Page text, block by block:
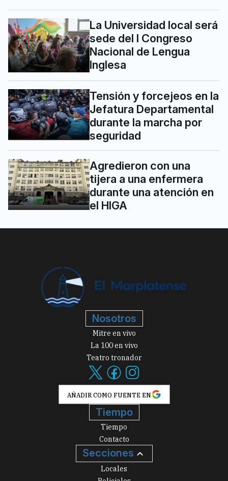
La Universidad local será
sede del I Congreso
Nacional de Lengua
Inglesa
Tensión y forcejeos en la
Jefatura Departamental
durante la marcha por
seguridad
Agredieron con una
tijera a una enfermera
durante una atención en
el HIGA
Nosotros
Mitre en vivo
La 100 en vivo
Teatro tronador
AÑADIR COMO FUENTE EN
Tiempo
Tiempo
Contacto
Secciones
Locales